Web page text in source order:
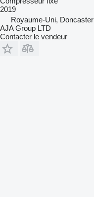
2019
Royaume-Uni, Doncaster
AJA Group LTD
Contacter le vendeur